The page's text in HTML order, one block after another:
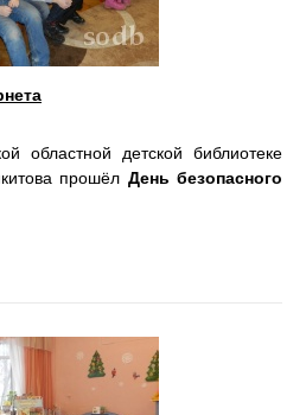
областной детской библиотеке
прошёл День безопасного